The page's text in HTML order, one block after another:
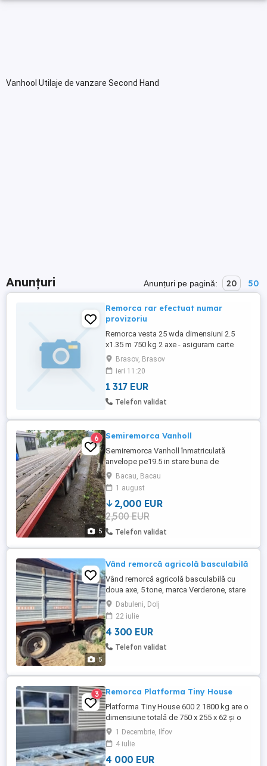
Vanhool Utilaje de vanzare Second Hand
Anunțuri Anunțuri pe pagină: 20 50
Remorca rar efectuat numar
provizoriu
Remorca vesta 25 wda dimensiuni 2.5
x1.35 m 750 kg 2 axe - asiguram carte
identitate RAR efectuat - asiguram numar
provizoriu pe loc - Factura garantie
Brasov, Brasov
ieri 11:20
1 317 EUR
Telefon validat
5
6 Semiremorca Vanholl
Semiremorca Vanholl înmatriculată
anvelope pe19.5 in stare buna de
funcționare
Bacau, Bacau
1 august
2,000 EUR
2,500 EUR
Telefon validat
5
Vând remorcă agricolă basculabilă
Vând remorcă agricolă basculabilă cu
doua axe, 5 tone, marca Verderone, stare
foarte bună de funcționare, prețul este
negociabil. Telefon .
Dabuleni, Dolj
22 iulie
4 300 EUR
Telefon validat
3 Remorca Platforma Tiny House
Platforma Tiny House 600 2 1800 kg are o
dimensiune totală de 750 x 255 x 62 și o
suprafață de construcție de 600 x 245 x
62. Remorca are o capacitate de încărcare
de 2900 kg și comparativ cu remorcile
mari, platforma mai mică TH600 poate
1 Decembrie, Ilfov
4 iulie
4 000 EUR